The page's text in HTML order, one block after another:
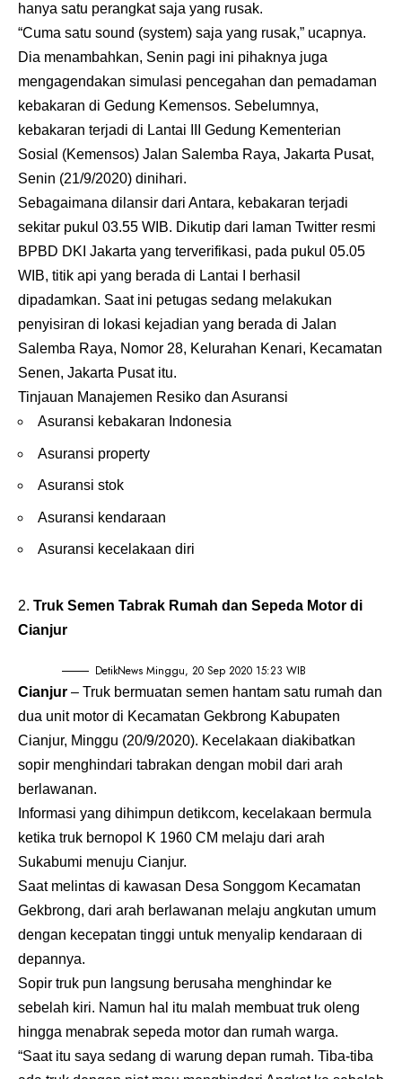
hanya satu perangkat saja yang rusak.
“Cuma satu sound (system) saja yang rusak,” ucapnya.
Dia menambahkan, Senin pagi ini pihaknya juga
mengagendakan simulasi pencegahan dan pemadaman
kebakaran di Gedung Kemensos. Sebelumnya,
kebakaran terjadi di Lantai III Gedung Kementerian
Sosial (Kemensos) Jalan Salemba Raya, Jakarta Pusat,
Senin (21/9/2020) dinihari.
Sebagaimana dilansir dari Antara, kebakaran terjadi
sekitar pukul 03.55 WIB. Dikutip dari laman Twitter resmi
BPBD DKI Jakarta yang terverifikasi, pada pukul 05.05
WIB, titik api yang berada di Lantai I berhasil
dipadamkan. Saat ini petugas sedang melakukan
penyisiran di lokasi kejadian yang berada di Jalan
Salemba Raya, Nomor 28, Kelurahan Kenari, Kecamatan
Senen, Jakarta Pusat itu.
Tinjauan Manajemen Resiko dan Asuransi
Asuransi kebakaran Indonesia
Asuransi property
Asuransi stok
Asuransi kendaraan
Asuransi kecelakaan diri
Truk Semen Tabrak Rumah dan Sepeda Motor di
Cianjur
DetikNews Minggu, 20 Sep 2020 15:23 WIB
Cianjur – Truk bermuatan semen hantam satu rumah dan
dua unit motor di Kecamatan Gekbrong Kabupaten
Cianjur, Minggu (20/9/2020). Kecelakaan diakibatkan
sopir menghindari tabrakan dengan mobil dari arah
berlawanan.
Informasi yang dihimpun detikcom, kecelakaan bermula
ketika truk bernopol K 1960 CM melaju dari arah
Sukabumi menuju Cianjur.
Saat melintas di kawasan Desa Songgom Kecamatan
Gekbrong, dari arah berlawanan melaju angkutan umum
dengan kecepatan tinggi untuk menyalip kendaraan di
depannya.
Sopir truk pun langsung berusaha menghindar ke
sebelah kiri. Namun hal itu malah membuat truk oleng
hingga menabrak sepeda motor dan rumah warga.
“Saat itu saya sedang di warung depan rumah. Tiba-tiba